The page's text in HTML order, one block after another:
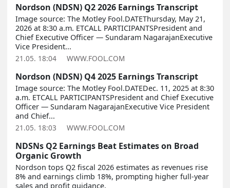
Nordson (NDSN) Q2 2026 Earnings Transcript
Image source: The Motley Fool.DATEThursday, May 21,
2026 at 8:30 a.m. ETCALL PARTICIPANTSPresident and
Chief Executive Officer — Sundaram NagarajanExecutive
Vice President...
21.05. 18:04
WWW.FOOL.COM
Nordson (NDSN) Q4 2025 Earnings Transcript
Image source: The Motley Fool.DATEDec. 11, 2025 at 8:30
a.m. ETCALL PARTICIPANTSPresident and Chief Executive
Officer — Sundaram NagarajanExecutive Vice President
and Chief...
21.05. 18:03
WWW.FOOL.COM
NDSNs Q2 Earnings Beat Estimates on Broad
Organic Growth
Nordson tops Q2 fiscal 2026 estimates as revenues rise
8% and earnings climb 18%, prompting higher full-year
sales and profit guidance.